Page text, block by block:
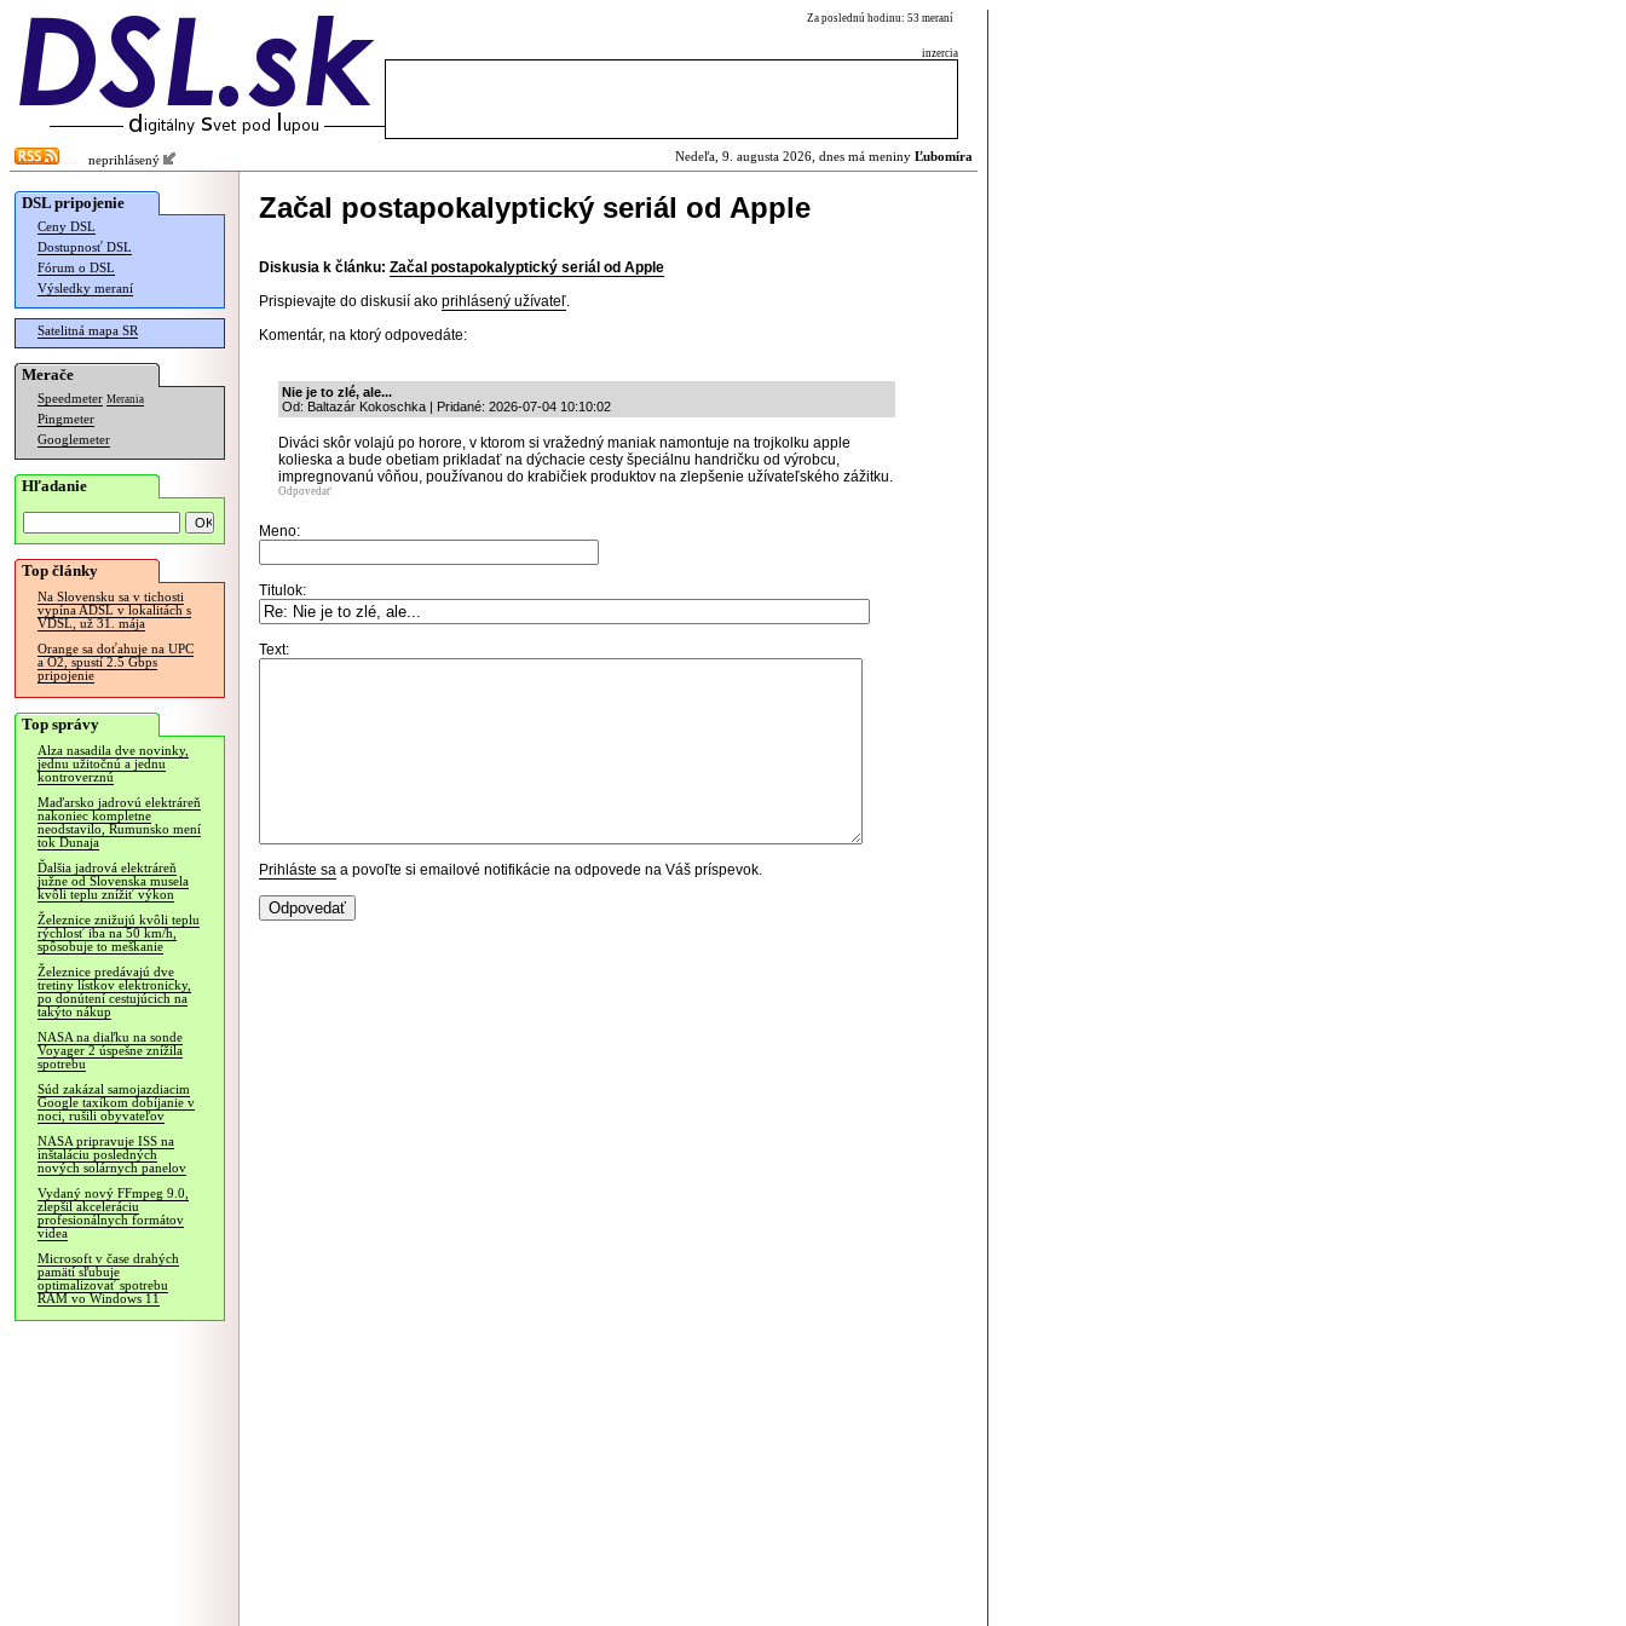
Za poslednú hodinu: 53 meraní
inzercia
neprihlásený Nedeľa, 9. augusta 2026, dnes má meniny Ľubomíra
DSL pripojenie
Ceny DSL
Dostupnosť DSL
Fórum o DSL
Výsledky meraní
Satelitná mapa SR
Merače
Speedmeter Merania
Pingmeter
Googlemeter
Hľadanie
Top články
Na Slovensku sa v tichosti
vypína ADSL v lokalitách s
VDSL, už 31. mája
Orange sa doťahuje na UPC
a O2, spustí 2.5 Gbps
pripojenie
Top správy
Alza nasadila dve novinky,
jednu užitočnú a jednu
kontroverznú
Maďarsko jadrovú elektráreň
nakoniec kompletne
neodstavilo, Rumunsko mení
tok Dunaja
Ďalšia jadrová elektráreň
južne od Slovenska musela
kvôli teplu znížiť výkon
Železnice znižujú kvôli teplu
rýchlosť iba na 50 km/h,
spôsobuje to meškanie
Železnice predávajú dve
tretiny lístkov elektronicky,
po donútení cestujúcich na
takýto nákup
NASA na diaľku na sonde
Voyager 2 úspešne znížila
spotrebu
Súd zakázal samojazdiacim
Google taxíkom dobíjanie v
noci, rušili obyvateľov
NASA pripravuje ISS na
inštaláciu posledných
nových solárnych panelov
Vydaný nový FFmpeg 9.0,
zlepšil akceleráciu
profesionálnych formátov
videa
Microsoft v čase drahých
pamätí sľubuje
optimalizovať spotrebu
RAM vo Windows 11
Začal postapokalyptický seriál od Apple
Diskusia k článku: Začal postapokalyptický seriál od Apple
Prispievajte do diskusií ako prihlásený užívateľ.
Komentár, na ktorý odpovedáte:
Nie je to zlé, ale...
Od: Baltazár Kokoschka | Pridané: 2026-07-04 10:10:02
Diváci skôr volajú po horore, v ktorom si vražedný maniak namontuje na trojkolku apple
kolieska a bude obetiam prikladať na dýchacie cesty špeciálnu handričku od výrobcu,
impregnovanú vôňou, používanou do krabičiek produktov na zlepšenie užívateľského zážitku.
Odpovedať
Meno:
Titulok:
Text:
Prihláste sa a povoľte si emailové notifikácie na odpovede na Váš príspevok.